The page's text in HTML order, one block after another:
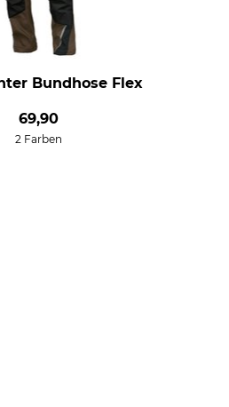
Bundhose Flex
69,90
2 Farben